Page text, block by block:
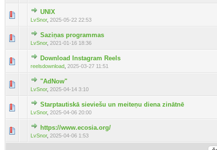
UNIX
LvSnor, 2025-05-22 22:53
Saziņas programmas
LvSnor, 2021-01-16 18:36
Download Instagram Reels
reelsdownload 2025-03-27 11:51
"AdNow"
LvSnor, 2025-04-14 3:10
Starptautiskā sieviešu un meiteņu diena zinātnē
LvSnor, 2025-04-06 20:00
https://www.ecosia.org/
LvSnor, 2025-04-06 1:53